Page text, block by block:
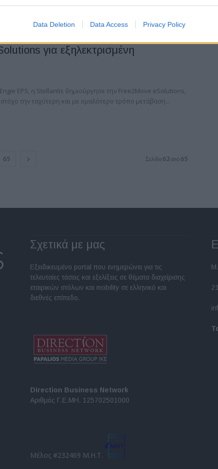
Data Deletion Data Access Privacy Policy
e HYDROGEN. Το...
για εξηλεκτρισμένη
EPS, η Stellantis δημιούργησε την Free2Move eSolutions,
την ταχύτερη και με ομαλότερο τρόπο μετάβαση...
65 Σελίδα 62 από 65
Σχετικά με μας
Εξειδικευμένο portal που ενημερώνει για τις
τελευταίες τάσεις και εξελίξεις σε θέματα διαχείρισης
εταιρικών στόλων και mobility σε ελληνικό και
διεθνές επίπεδο.
Direction Business Network
Αριθμός Γ.Ε.ΜΗ. 125702501000
Μέλος #232469 Μ.Η.Τ.